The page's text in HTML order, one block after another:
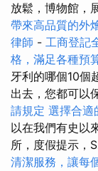
放鬆，博物館，
帶來高品質的外
律師 - 工商登記
格，滿足各種預
牙利的哪個10個
出去，您都可以
請規定 選擇合適
以在我們有史以
所，度假提示，
清潔服務，讓每